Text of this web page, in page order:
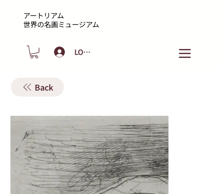
アートリアム
​世界の名画ミュージアム
LOGIN
Back